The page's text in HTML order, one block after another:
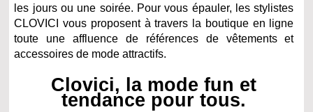
les jours ou une soirée. Pour vous épauler, les stylistes
CLOVICI vous proposent à travers la boutique en ligne
toute une affluence de références de vêtements et
accessoires de mode attractifs.
Clovici, la mode fun et
tendance pour tous.